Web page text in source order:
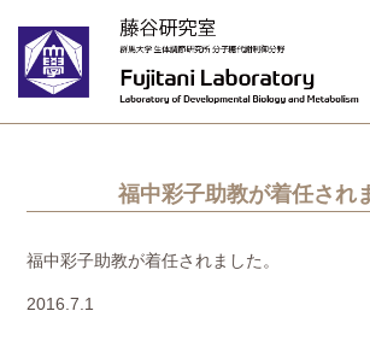
福中彩子助教が着任され
福中彩子助教が着任されました。
2016.7.1